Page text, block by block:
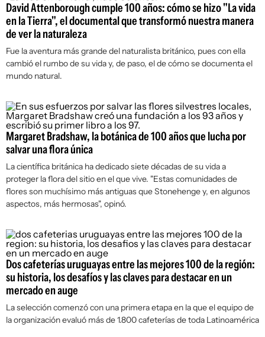
David Attenborough cumple 100 años: cómo se hizo "La vida
en la Tierra", el documental que transformó nuestra manera
de ver la naturaleza
Fue la aventura más grande del naturalista británico, pues con ella
cambió el rumbo de su vida y, de paso, el de cómo se documenta el
mundo natural.
Margaret Bradshaw, la botánica de 100 años que lucha por
salvar una flora única
La científica británica ha dedicado siete décadas de su vida a
proteger la flora del sitio en el que vive. "Estas comunidades de
flores son muchísimo más antiguas que Stonehenge y, en algunos
aspectos, más hermosas", opinó.
Dos cafeterías uruguayas entre las mejores 100 de la región:
su historia, los desafíos y las claves para destacar en un
mercado en auge
La selección comenzó con una primera etapa en la que el equipo de
la organización evaluó más de 1.800 cafeterías de toda Latinoamérica